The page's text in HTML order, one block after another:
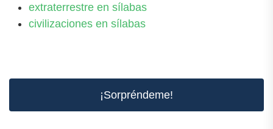
extraterrestre en sílabas
civilizaciones en sílabas
¡Sorpréndeme!